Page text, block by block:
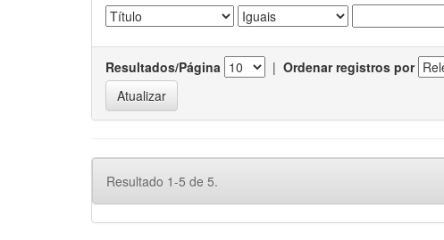
Resultados/Página | Ordenar registros por
Resultado 1-5 de 5.